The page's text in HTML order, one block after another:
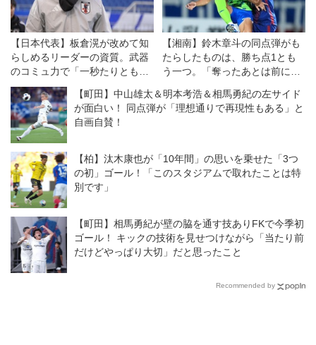
【日本代表】板倉滉が改めて知
らしめるリーダーの資質。武器
のコミュ力で「一秒たりとも気
を抜かず」
【湘南】鈴木章斗の同点弾がも
たらしたものは、勝ち点1とも
う一つ。「奪ったあとは前に出
【町田】中山雄太＆明本考浩＆相馬勇紀の左サイド
が面白い！ 同点弾が「理想通りで再現性もある」と
自画自賛！
【柏】汰木康也が「10年間」の思いを乗せた「3つ
の初」ゴール！「このスタジアムで取れたことは特
別です」
【町田】相馬勇紀が壁の脇を通す技ありFKで今季初
ゴール！ キックの技術を見せつけながら「当たり前
だけどやっぱり大切」だと思ったこと
Recommended by